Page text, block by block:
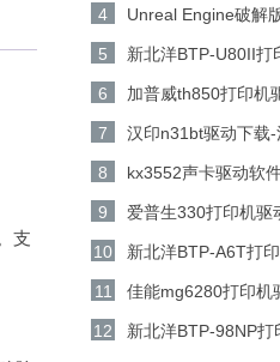
支
canon e510打印机
4
Unreal Engine破解
V4.25.0中文版下载
5
新北洋BTP-U80II打
BTP-U80II打印机驱
6
加普威th850打印机
打印机驱动v7.0.1.0
7
汉印n31bt驱动下载
电脑版下载
8
kx3552声卡驱动软
工具v5.15.18.1160
9
爱普生330打印机驱
330打印机驱动
10
新北洋BTP-A6T打
BTP-A6T打印机驱
11
佳能mg6280打印机
PIXMA MG6280打
12
新北洋BTP-98NP